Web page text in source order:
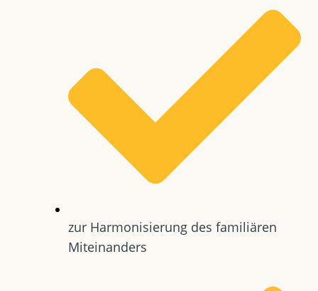
zur Harmonisierung des familiären
Miteinanders